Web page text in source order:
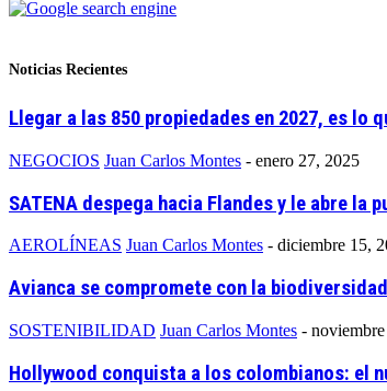
Noticias Recientes
Llegar a las 850 propiedades en 2027, es lo
NEGOCIOS Juan Carlos Montes - enero 27, 2025
SATENA despega hacia Flandes y le abre
AEROLÍNEAS Juan Carlos Montes - diciembre 15,
Avianca se compromete con la
SOSTENIBILIDAD Juan Carlos Montes -
Hollywood conquista a los colombianos: el